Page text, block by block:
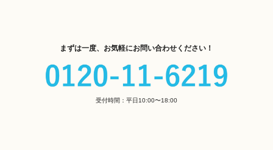
まずは一度、お気軽にお問い合わせください！
受付時間：平日10:00〜18:00